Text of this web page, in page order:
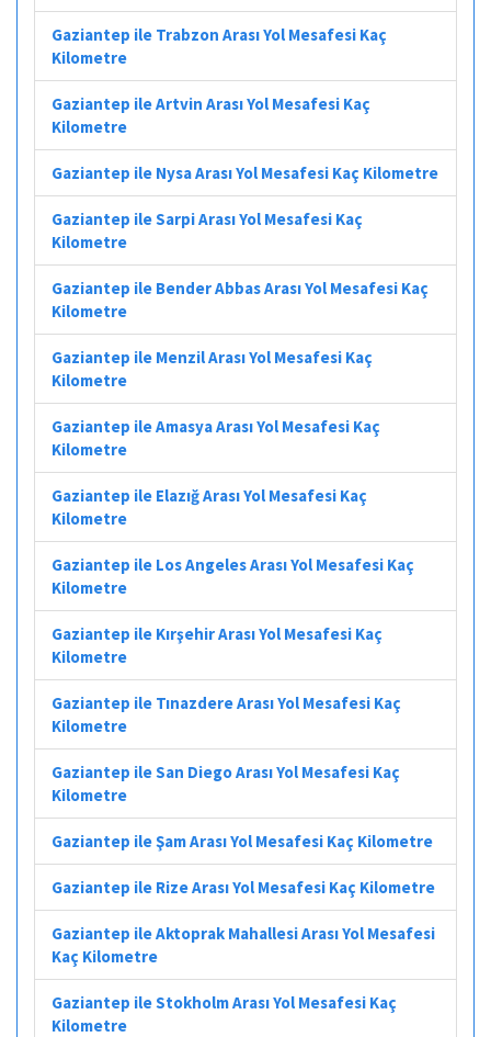
Gaziantep ile Trabzon Arası Yol Mesafesi Kaç
Kilometre
Gaziantep ile Artvin Arası Yol Mesafesi Kaç
Kilometre
Gaziantep ile Nysa Arası Yol Mesafesi Kaç Kilometre
Gaziantep ile Sarpi Arası Yol Mesafesi Kaç
Kilometre
Gaziantep ile Bender Abbas Arası Yol Mesafesi Kaç
Kilometre
Gaziantep ile Menzil Arası Yol Mesafesi Kaç
Kilometre
Gaziantep ile Amasya Arası Yol Mesafesi Kaç
Kilometre
Gaziantep ile Elazığ Arası Yol Mesafesi Kaç
Kilometre
Gaziantep ile Los Angeles Arası Yol Mesafesi Kaç
Kilometre
Gaziantep ile Kırşehir Arası Yol Mesafesi Kaç
Kilometre
Gaziantep ile Tınazdere Arası Yol Mesafesi Kaç
Kilometre
Gaziantep ile San Diego Arası Yol Mesafesi Kaç
Kilometre
Gaziantep ile Şam Arası Yol Mesafesi Kaç Kilometre
Gaziantep ile Rize Arası Yol Mesafesi Kaç Kilometre
Gaziantep ile Aktoprak Mahallesi Arası Yol Mesafesi
Kaç Kilometre
Gaziantep ile Stokholm Arası Yol Mesafesi Kaç
Kilometre